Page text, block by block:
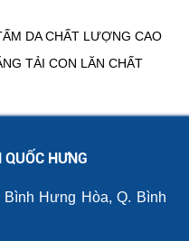
DA CHẤT LƯỢNG CAO
TẢI CON LĂN CHẤT
HƯNG
Hưng Hòa, Q. Bình